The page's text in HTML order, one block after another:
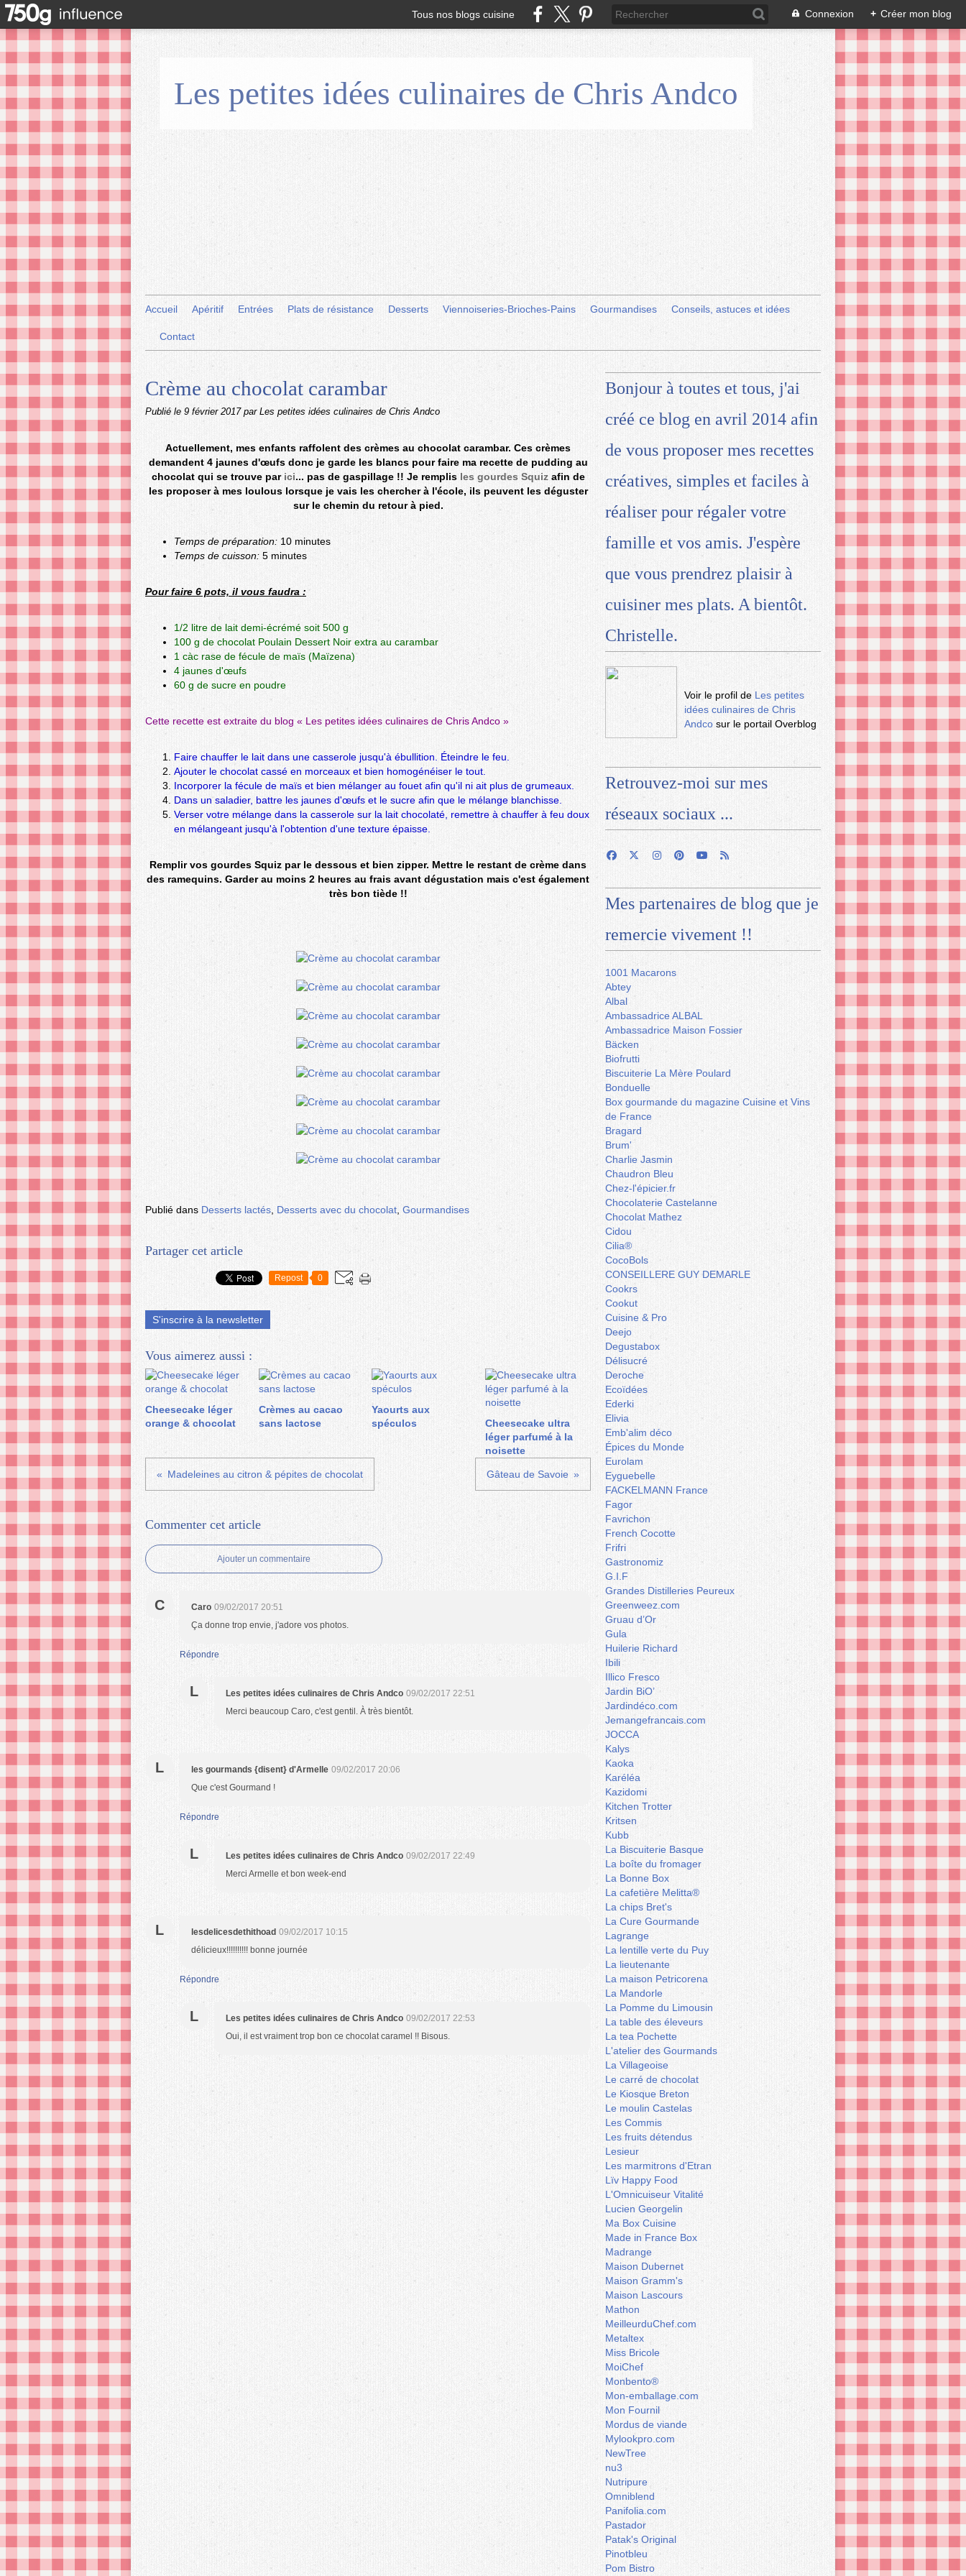
Tous nos blogs cuisine Connexion + Créer mon blog
Les petites idées culinaires de Chris Andco
Accueil Apéritif Entrées Plats de résistance Desserts Viennoiseries-Brioches-Pains Gourmandises Conseils, astuces et idées
Contact
Crème au chocolat carambar
Publié le 9 février 2017 par Les petites idées culinaires de Chris Andco
Actuellement, mes enfants raffolent des crèmes au chocolat carambar. Ces crèmes
demandent 4 jaunes d'œufs donc je garde les blancs pour faire ma recette de pudding au
chocolat qui se trouve par ici... pas de gaspillage !! Je remplisles gourdes Squizafin de
les proposer à mes loulous lorsque je vais les chercher à l'école, ils peuvent les déguster
sur le chemin du retour à pied.
Temps de préparation: 10 minutes
Temps de cuisson: 5 minutes
Pour faire 6 pots, il vous faudra :
1/2 litre de lait demi-écrémé soit 500 g
100 g de chocolat Poulain Dessert Noir extra au carambar
1 càc rase de fécule de maïs (Maïzena)
4 jaunes d'œufs
60 g de sucre en poudre
Cette recette est extraite du blog « Les petites idées culinaires de Chris Andco »
Faire chauffer le lait dans une casserole jusqu'à ébullition. Éteindre le feu.
Ajouter le chocolat cassé en morceaux et bien homogénéiser le tout.
Incorporer la fécule de maïs et bien mélanger au fouet afin qu'il ni ait plus de grumeaux.
Dans un saladier, battre les jaunes d'œufs et le sucre afin que le mélange blanchisse.
Verser votre mélange dans la casserole sur la lait chocolaté, remettre à chauffer à feu doux
en mélangeant jusqu'à l'obtention d'une texture épaisse.
Remplir vos gourdes Squiz par le dessous et bien zipper. Mettre le restant de crème dans
des ramequins. Garder au moins 2 heures au frais avant dégustation mais c'est également
très bon tiède !!
Publié dans Desserts lactés Desserts avec du chocolat Gourmandises
Partager cet article
Repost 0
S'inscrire à la newsletter
Vous aimerez aussi :
Cheesecake léger
orange & chocolat
Crèmes au cacao
sans lactose
Yaourts aux
spéculos
Cheesecake ultra
léger parfumé à la
noisette
Madeleines au citron & pépites de chocolat Gâteau de Savoie
Commenter cet article
Ajouter un commentaire
C Caro 09/02/2017 20:51
Ça donne trop envie, j'adore vos photos.
Répondre
L Les petites idées culinaires de Chris Andco 09/02/2017 22:51
Merci beaucoup Caro, c'est gentil. À très bientôt.
L les gourmands {disent} d'Armelle 09/02/2017 20:06
Que c'est Gourmand !
Répondre
L Les petites idées culinaires de Chris Andco 09/02/2017 22:49
Merci Armelle et bon week-end
L lesdelicesdethithoad 09/02/2017 10:15
délicieux!!!!!!!!!! bonne journée
Répondre
L Les petites idées culinaires de Chris Andco 09/02/2017 22:53
Oui, il est vraiment trop bon ce chocolat caramel !! Bisous.
Bonjour à toutes et tous, j'ai
créé ce blog en avril 2014 afin
de vous proposer mes recettes
créatives, simples et faciles à
réaliser pour régaler votre
famille et vos amis. J'espère
que vous prendrez plaisir à
cuisiner mes plats. A bientôt.
Christelle.
Voir le profil de Les petites
idées culinaires de Chris
Andco sur le portail Overblog
Retrouvez-moi sur mes
réseaux sociaux ...
Mes partenaires de blog que je
remercie vivement !!
1001 Macarons
Abtey
Albal
Ambassadrice ALBAL
Ambassadrice Maison Fossier
Bäcken
Biofrutti
Biscuiterie La Mère Poulard
Bonduelle
Box gourmande du magazine Cuisine et Vins
de France
Bragard
Brum'
Charlie Jasmin
Chaudron Bleu
Chez-l'épicier.fr
Chocolaterie Castelanne
Chocolat Mathez
Cidou
Cilia®
CocoBols
CONSEILLERE GUY DEMARLE
Cookrs
Cookut
Cuisine & Pro
Deejo
Degustabox
Délisucré
Deroche
Ecoïdées
Ederki
Elivia
Emb'alim déco
Épices du Monde
Eurolam
Eyguebelle
FACKELMANN France
Fagor
Favrichon
French Cocotte
Frifri
Gastronomiz
G.I.F
Grandes Distilleries Peureux
Greenweez.com
Gruau d’Or
Gula
Huilerie Richard
Ibili
Illico Fresco
Jardin BiO’
Jardindéco.com
Jemangefrancais.com
JOCCA
Kalys
Kaoka
Karéléa
Kazidomi
Kitchen Trotter
Kritsen
Kubb
La Biscuiterie Basque
La boîte du fromager
La Bonne Box
La cafetière Melitta®
La chips Bret's
La Cure Gourmande
Lagrange
La lentille verte du Puy
La lieutenante
La maison Petricorena
La Mandorle
La Pomme du Limousin
La table des éleveurs
La tea Pochette
L'atelier des Gourmands
La Villageoise
Le carré de chocolat
Le Kiosque Breton
Le moulin Castelas
Les Commis
Les fruits détendus
Lesieur
Les marmitrons d'Etran
Lïv Happy Food
L'Omnicuiseur Vitalité
Lucien Georgelin
Ma Box Cuisine
Made in France Box
Madrange
Maison Dubernet
Maison Gramm's
Maison Lascours
Mathon
MeilleurduChef.com
Metaltex
Miss Bricole
MoiChef
Monbento®
Mon-emballage.com
Mon Fournil
Mordus de viande
Mylookpro.com
NewTree
nu3
Nutripure
Omniblend
Panifolia.com
Pastador
Patak's Original
Pinotbleu
Pom Bistro